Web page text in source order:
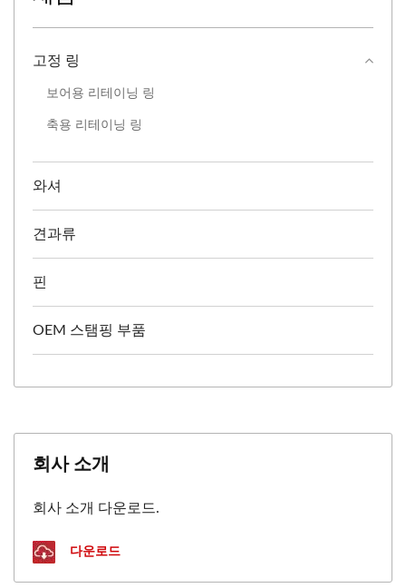
고정 링
보어용 리테이닝 링
축용 리테이닝 링
와셔
견과류
핀
OEM 스탬핑 부품
회사 소개
회사 소개 다운로드.
다운로드